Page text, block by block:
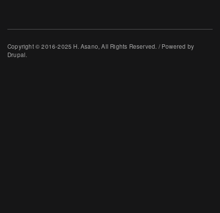
Copyright © 2016-2025 H. Asano, All Rights Reserved. / Powered by
Drupal.